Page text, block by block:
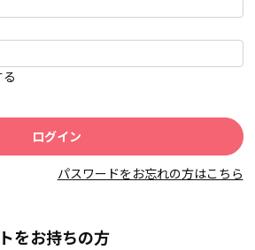
パスワードをお忘れの方はこちら
をお持ちの方